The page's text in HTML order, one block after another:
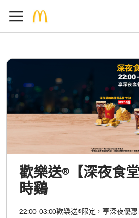
歡樂送®【深夜食
時鷄
22:00-03:00歡樂送®限定，享深夜優惠